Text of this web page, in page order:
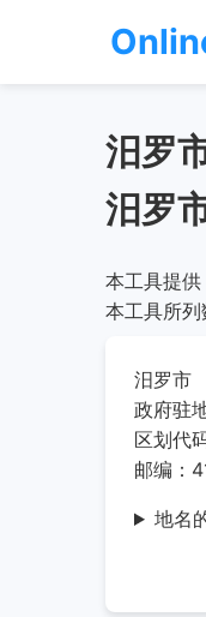
汨罗
汨罗
本工具提
本工具所列
汨罗市
政府驻
区划代
邮编：
地名